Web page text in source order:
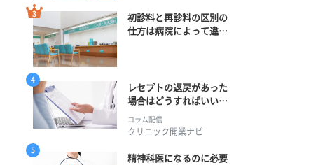
初診料と再診料の区別の
仕方は病院によって違
レセプトの返戻があった
場合はどうすればいい？
そのプロセスとは？
コラム配信
クリニック開業ナビ
精神科医になるのに必要